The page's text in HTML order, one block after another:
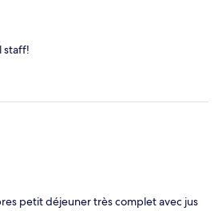
staff!
petit déjeuner très complet avec jus